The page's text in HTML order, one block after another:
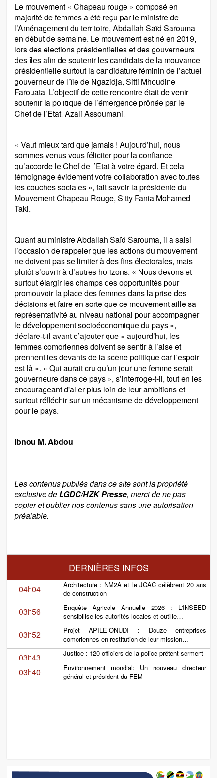
Le mouvement « Chapeau rouge » composé en
majorité de femmes a été reçu par le ministre de
l’Aménagement du territoire, Abdallah Saïd Sarouma
en début de semaine. Le mouvement est né en 2019,
lors des élections présidentielles et des gouverneurs
des îles afin de soutenir les candidats de la mouvance
présidentielle surtout la candidature féminin de l’actuel
gouverneur de l’île de Ngazidja, Sitti Mhoudine
Farouata. L’objectif de cette rencontre était de venir
soutenir la politique de l’émergence prônée par le
Chef de l’Etat, Azali Assoumani.
« Vaut mieux tard que jamais ! Aujourd’hui, nous
sommes venus vous féliciter pour la confiance
qu’accorde le Chef de l’Etat à votre égard. Et cela
témoignage évidement votre collaboration avec toutes
les couches sociales », fait savoir la présidente du
Mouvement Chapeau Rouge, Sitty Fania Mohamed
Taki.
Quant au ministre Abdallah Saïd Sarouma, il a saisi
l’occasion de rappeler que les actions du mouvement
ne doivent pas se limiter à des fins électorales, mais
plutôt s’ouvrir à d’autres horizons. « Nous devons et
surtout élargir les champs des opportunités pour
promouvoir la place des femmes dans la prise des
décisions et faire en sorte que ce mouvement aille sa
représentativité au niveau national pour accompagner
le développement socioéconomique du pays »,
déclare-t-il avant d’ajouter que « aujourd’hui, les
femmes comoriennes doivent se sentir à l’aise et
prennent les devants de la scène politique car l’espoir
est là ». « Qui aurait cru qu’un jour une femme serait
gouverneure dans ce pays », s’interroge-t-il, tout en les
encourageant d'aller plus loin de leur ambitions et
surtout réfléchir sur un mécanisme de développement
pour le pays.
Ibnou M. Abdou
Les contenus publiés dans ce site sont la propriété
exclusive de LGDC/HZK Presse, merci de ne pas
copier et publier nos contenus sans une autorisation
préalable.
DERNIÈRES INFOS
04h04
Architecture : NM2A et le JCAC célèbrent 20 ans
de construction
03h56
Enquête Agricole Annuelle 2026 : L'INSEED
sensibilise les autorités locales et outille…
03h52
Projet APILE-ONUDI : Douze entreprises
comoriennes en restitution de leur mission…
03h43 Justice : 120 officiers de la police prêtent serment
03h40
Environnement mondial: Un nouveau directeur
général et président du FEM